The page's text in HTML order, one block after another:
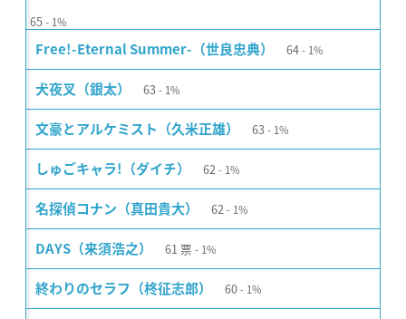
65 1%
Free!-Eternal Summer-（世良忠典） 64 1%
犬夜叉（銀太） 63 1%
文豪とアルケミスト（久米正雄） 63 1%
しゅごキャラ!（ダイチ） 62 1%
名探偵コナン（真田貴大） 62 1%
DAYS（来須浩之） 61 票 1%
終わりのセラフ（柊征志郎） 60 1%